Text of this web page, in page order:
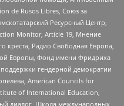
de Rusos Libres, Союз за
Ресурсный Центр,
Monitor, Article 19, Мнение
креста, Радио Свободная Европа,
Европы, Фонд имени Фридриха
гендерной демократии
American Councils for
of International Education,
диалог, Школа международных